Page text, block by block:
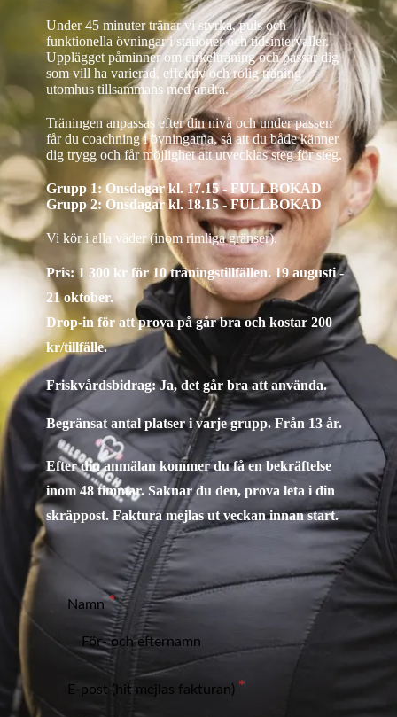
Under 45 minuter tränar vi styrka, puls och
funktionella övningar i stationer och tidsintervaller.
Upplägget påminner om cirkelträning och passar dig
som vill ha varierad, effektiv och rolig träning
utomhus tillsammans med andra.
Träningen anpassas efter din nivå och under passen
får du coachning i övningarna, så att du både känner
dig trygg och får möjlighet att utvecklas steg för steg.
Grupp 1: Onsdagar kl. 17.15 - FULLBOKAD
Grupp 2: Onsdagar kl. 18.15 - FULLBOKAD
Vi kör i alla väder (inom rimliga gränser).
Pris: 1 300 kr för 10 träningstillfällen. 19 augusti -
21 oktober.
Drop-in för att prova på går bra och kostar 200
kr/tillfälle.
Friskvårdsbidrag:Ja, det går bra att använda.
Begränsat antal platser i varje grupp. Från 13 år.
Efter din anmälan kommer du få en bekräftelse
inom 48 timmar. Saknar du den, prova leta i din
skräppost. Faktura mejlas ut veckan innan start.
Namn
E-post (hit mejlas fakturan)